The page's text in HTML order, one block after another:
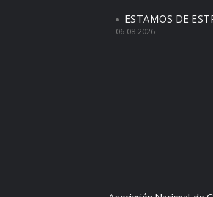
ESTAMOS DE
06-08-2026